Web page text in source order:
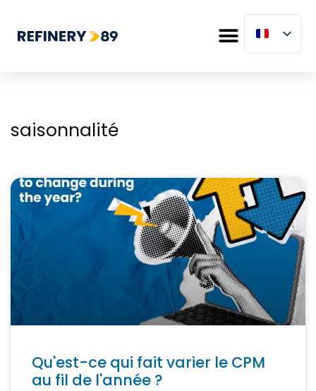
saisonnalité
Qu'est-ce qui fait varier le CPM
au fil de l'année ?